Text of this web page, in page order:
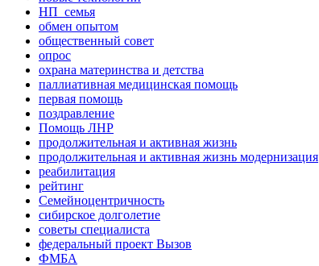
НП_семья
обмен опытом
общественный совет
опрос
охрана материнства и детства
паллиативная медицинская помощь
первая помощь
поздравление
Помощь ЛНР
продолжительная и активная жизнь
продолжительная и активная жизнь модернизация
реабилитация
рейтинг
Семейноцентричность
сибирское долголетие
советы специалиста
федеральный проект Вызов
ФМБА